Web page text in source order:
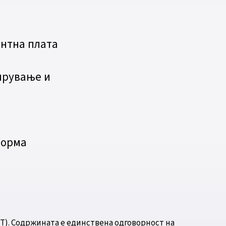
плата
и
Содржината е единствена одговорност на